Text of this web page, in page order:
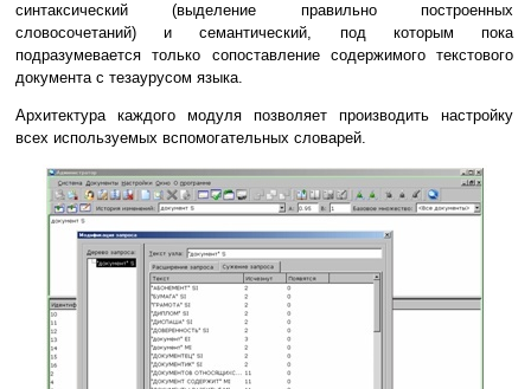
синтаксический (выделение правильно построенных
словосочетаний) и семантический, под которым пока
подразумевается только сопоставление содержимого текстового
документа с тезаурусом языка.
Архитектура каждого модуля позволяет производить настройку
всех используемых вспомогательных словарей.